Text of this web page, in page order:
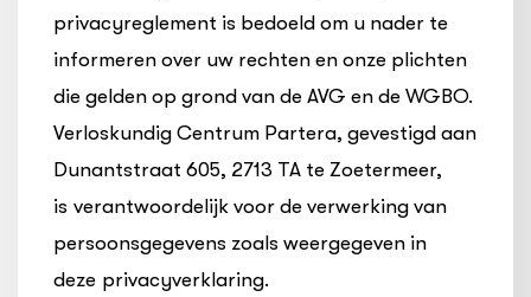
privacyreglement is bedoeld om u nader te
informeren over uw rechten en onze plichten
die gelden op grond van de AVG en de WGBO.
Verloskundig Centrum Partera, gevestigd aan
Dunantstraat 605, 2713 TA te Zoetermeer,
is verantwoordelijk voor de verwerking van
persoonsgegevens zoals weergegeven in
deze privacyverklaring.